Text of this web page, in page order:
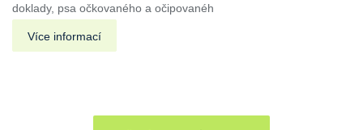
doklady, psa očkovaného a očipovanéh
Více informací